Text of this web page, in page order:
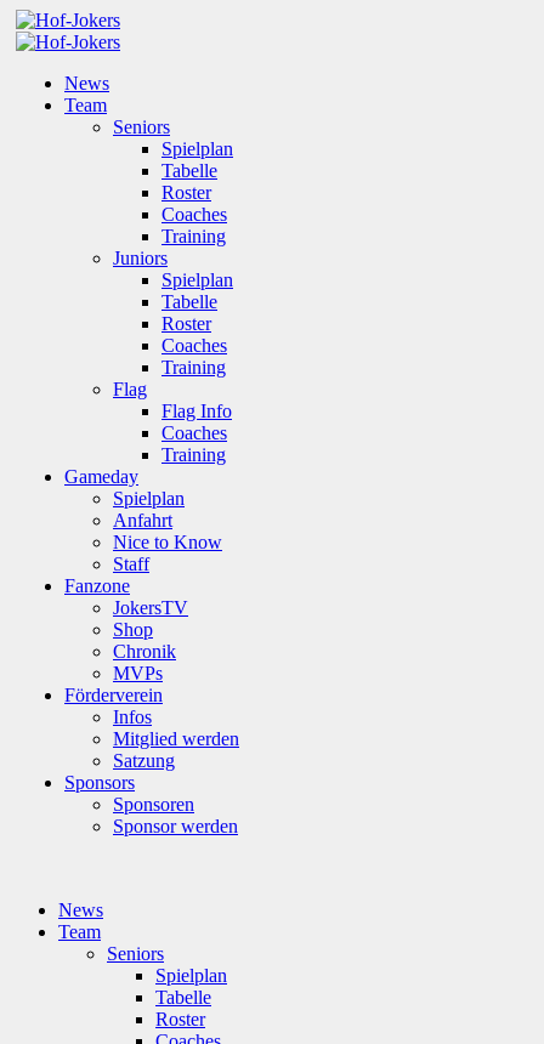
News
Team
Seniors
Spielplan
Tabelle
Roster
Coaches
Training
Juniors
Spielplan
Tabelle
Roster
Coaches
Training
Flag
Flag Info
Coaches
Training
Gameday
Spielplan
Anfahrt
Nice to Know
Staff
Fanzone
JokersTV
Shop
Chronik
MVPs
Förderverein
Infos
Mitglied werden
Satzung
Sponsors
Sponsoren
Sponsor werden
News
Team
Seniors
Spielplan
Tabelle
Roster